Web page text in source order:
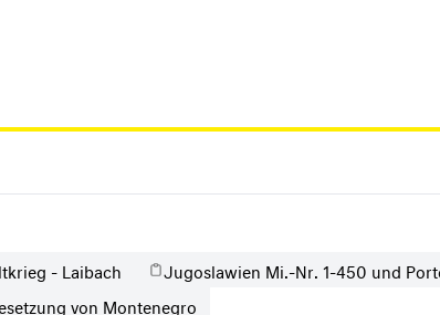
- Laibach
Jugoslawien Mi.-Nr. 1-450 und
von Montenegro